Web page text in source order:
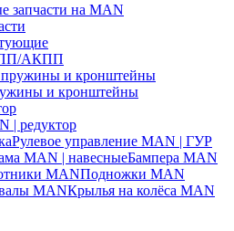
запчасти на MAN
АКПП
пружины и кронштейны
и кронштейны
| редуктор
Рулевое управление MAN | ГУР
MAN | навесныеБампера MAN
MANПодножки MAN
MANКрылья на колёса MAN